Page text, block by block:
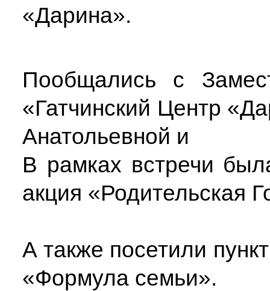
«Дарина».
Пообщались с
«Гатчинский Центр
Анатольевной и
В рамках встречи
акция «Родительская
А также посетили
«Формула семьи».